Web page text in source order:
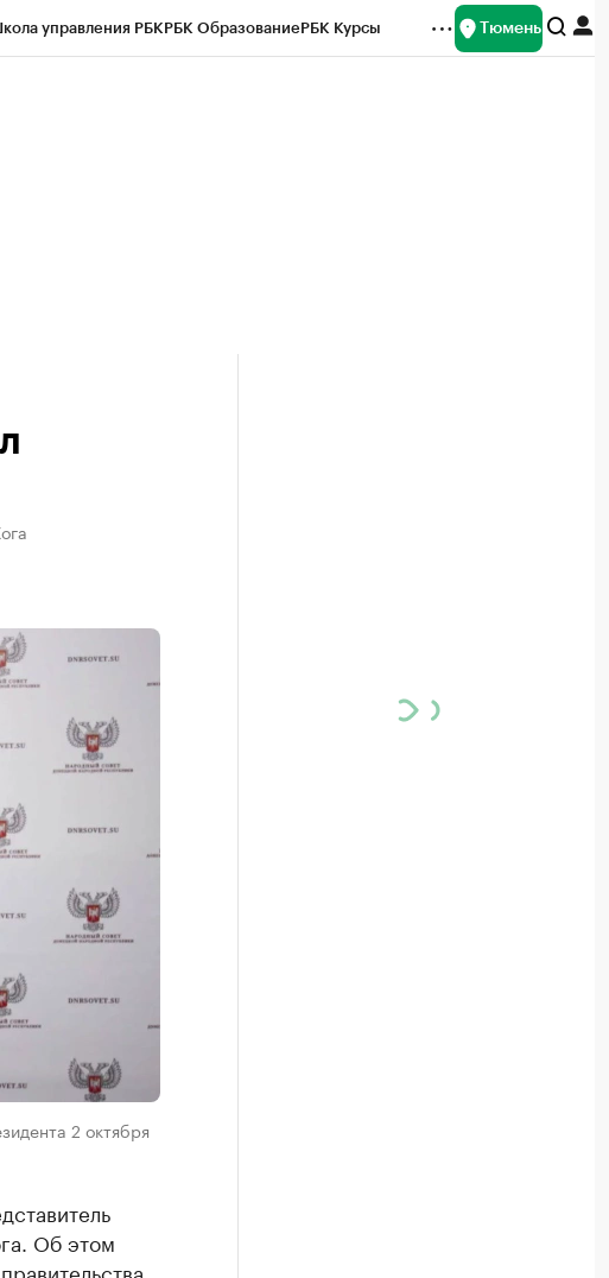
управления РБКРБК ОбразованиеРБК Курсы Тюмень
2 октября
Об этом